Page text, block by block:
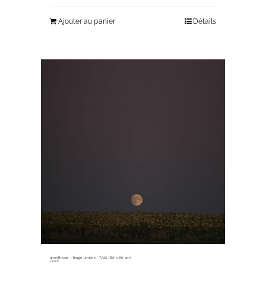
Ajouter au panier Détails
anesthésie ~ tirage limité n° 7/20 (80 x 80 cm)
330,00€